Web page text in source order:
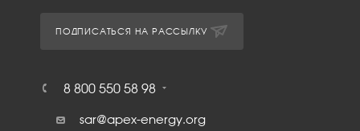
ПОДПИСАТЬСЯ НА РАССЫЛКУ
8 800 550 58 98
sar@apex-energy.org